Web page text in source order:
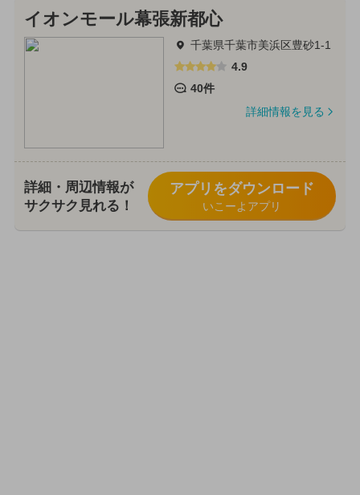
イオンモール幕張新都心
千葉県千葉市美浜区豊砂1-1
4.9
40件
詳細情報を見る
詳細・周辺情報が
サクサク見れる！
アプリをダウンロード
いこーよアプリ